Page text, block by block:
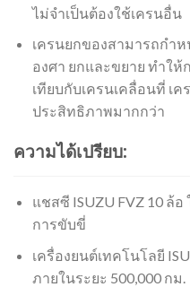
ไม่จำเป็นต้องใช้เครนอื่น
เครนยกของสามารถกำห
องศา ยกและขยาย ทำให้
เทียบกับเครนเคลื่อนที่ เ
ประสิทธิภาพมากกว่า
ความได้เปรียบ:
แชสซี ISUZU FVZ 10
การขับขี่
เครื่องยนต์เทคโนโลยี
ภายในระยะ 500,000 กม.